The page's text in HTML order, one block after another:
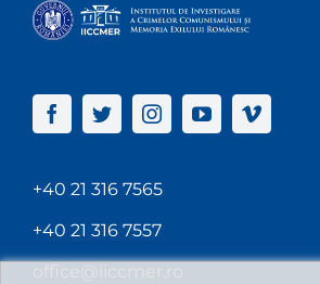
+40 21 316 7565
+40 21 316 7557
office@iiccmer.ro